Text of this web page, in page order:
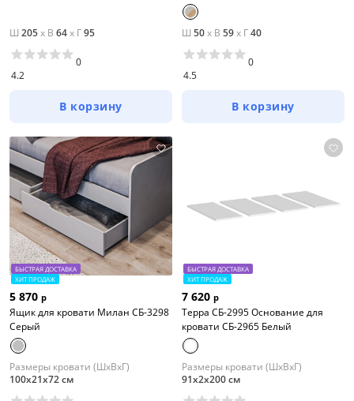
Ш 205x В 64x Г95
4.2
0
В корзину
Ш 50x В 59x Г40
4.5
0
В корзину
БЫСТРАЯ ДОСТАВКА
ХИТ ПРОДАЖ
5 870 р
Ящик для кровати Милан СБ-3298
Серый
Размеры кровати (ШхВхГ)
100х21х72 см
БЫСТРАЯ ДОСТАВКА
ХИТ ПРОДАЖ
7 620 р
Терра СБ-2995 Основание для
кровати СБ-2965 Белый
Размеры кровати (ШхВхГ)
91х2х200 см